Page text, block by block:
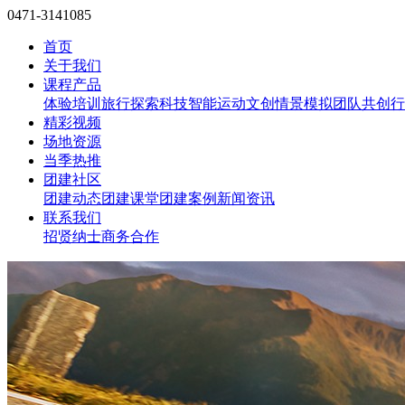
0471-3141085
首页
关于我们
课程产品
体验培训 旅行探索科技智能运动文创情景模拟团队共创
精彩视频
场地资源
当季热推
团建社区
团建动态团建课堂团建案例 新闻资讯
联系我们
招贤纳士商务合作